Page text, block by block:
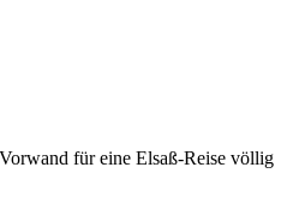
für eine Elsaß-Reise völlig